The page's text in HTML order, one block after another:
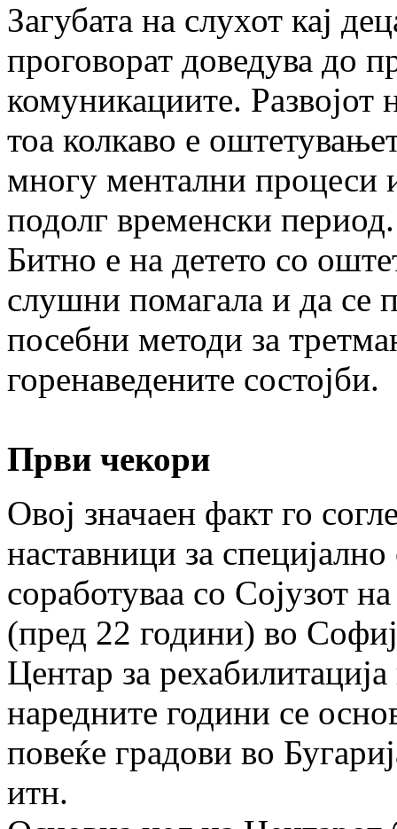
Загубата на слухот кај
проговорат доведува до
комуникациите. Развојот
тоа колкаво е
многу ментални процеси
подолг временски период.
Битно е на детето со
слушни помагала и да се
посебни методи за
горенаведените состојби.
Први чекори
Овој значаен факт го
наставници за
соработуваа со Сојузот
(пред 22 години) во
Центар за
наредните години се
повеќе градови во
итн.